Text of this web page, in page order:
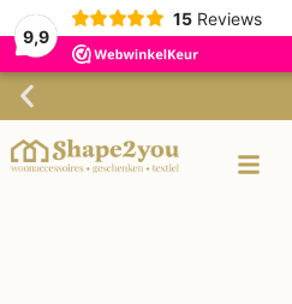
9,9
15 Reviews
Verzending binnen 3-4 werkdagen